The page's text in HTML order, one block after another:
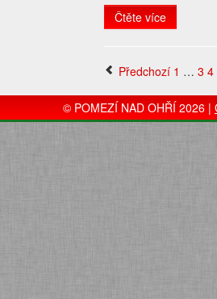
Čtěte více
Předchozí 1 … 3 4
© POMEZÍ NAD OHŘÍ 2026 |